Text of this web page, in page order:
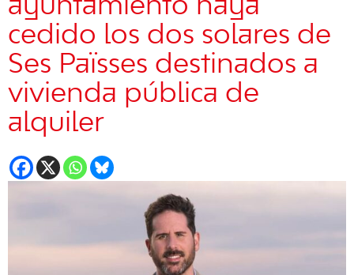
ayuntamiento haya
cedido los dos solares de
Ses Païsses destinados a
vivienda pública de
alquiler